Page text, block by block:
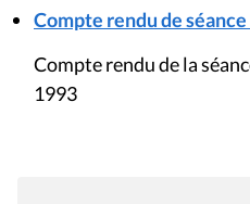
Compte rendu de séance
Compte rendu de la
1993